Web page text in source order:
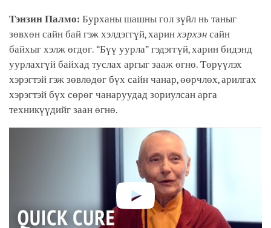
Тэнзин Палмо: Бурханы шашны гол зүйл нь таныг
зөвхөн сайн бай гэж хэлдэггүй, харин хэрхэн сайн
байхыг хэлж өгдөг. “Бүү уурла” гэдэггүй, харин бидэнд
уурлахгүй байхад туслах аргыг зааж өгнө. Төрүүлэх
хэрэгтэй гэж зөвлөдөг бүх сайн чанар, өөрчлөх, арилгах
хэрэгтэй бүх сөрөг чанаруудад зориулсан арга
техникүүдийг заан өгнө.